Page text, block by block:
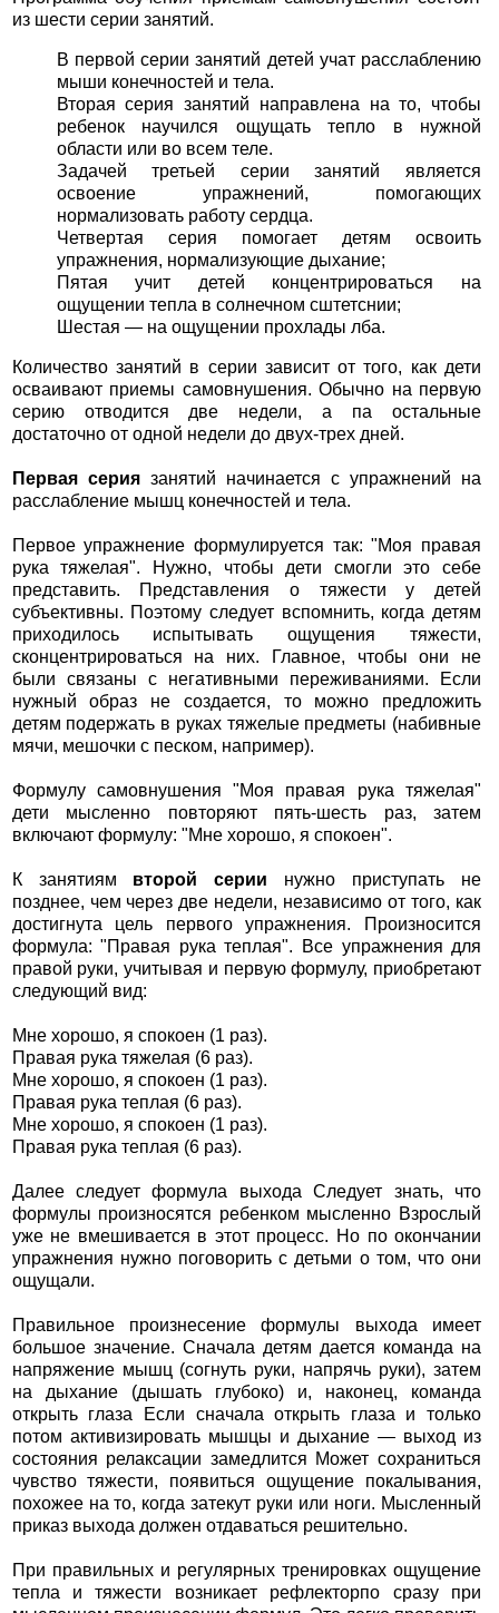
из шести серии занятий.
В первой серии занятий детей учат расслаблению
мыши конечностей и тела.
Вторая серия занятий направлена на то, чтобы
ребенок научился ощущать тепло в нужной
области или во всем теле.
Задачей третьей серии занятий является
освоение упражнений, помогающих
нормализовать работу сердца.
Четвертая серия помогает детям освоить
упражнения, нормализующие дыхание;
Пятая учит детей концентрироваться на
ощущении тепла в солнечном сштетснии;
Шестая — на ощущении прохлады лба.
Количество занятий в серии зависит от того, как дети
осваивают приемы самовнушения. Обычно на первую
серию отводится две недели, а па остальные
достаточно от одной недели до двух-трех дней.
Первая сериязанятий начинается с упражнений на
расслабление мышц конечностей и тела.
Первое упражнение формулируется так: "Моя правая
рука тяжелая". Нужно, чтобы дети смогли это себе
представить. Представления о тяжести у детей
субъективны. Поэтому следует вспомнить, когда детям
приходилось испытывать ощущения тяжести,
сконцентрироваться на них. Главное, чтобы они не
были связаны с негативными переживаниями. Если
нужный образ не создается, то можно предложить
детям подержать в руках тяжелые предметы (набивные
мячи, мешочки с песком, например).
Формулу самовнушения "Моя правая рука тяжелая"
дети мысленно повторяют пять-шесть раз, затем
включают формулу: "Мне хорошо, я спокоен".
К занятиям второй серии нужно приступать не
позднее, чем через две недели, независимо от того, как
достигнута цель первого упражнения. Произносится
формула: "Правая рука теплая". Все упражнения для
правой руки, учитывая и первую формулу, приобретают
следующий вид:
Мне хорошо, я спокоен (1 раз).
Правая рука тяжелая (6 раз).
Мне хорошо, я спокоен (1 раз).
Правая рука теплая (6 раз).
Мне хорошо, я спокоен (1 раз).
Правая рука теплая (6 раз).
Далее следует формула выхода Следует знать, что
формулы произносятся ребенком мысленно Взрослый
уже не вмешивается в этот процесс. Но по окончании
упражнения нужно поговорить с детьми о том, что они
ощущали.
Правильное произнесение формулы выхода имеет
большое значение. Сначала детям дается команда на
напряжение мышц (согнуть руки, напрячь руки), затем
на дыхание (дышать глубоко) и, наконец, команда
открыть глаза Если сначала открыть глаза и только
потом активизировать мышцы и дыхание — выход из
состояния релаксации замедлится Может сохраниться
чувство тяжести, появиться ощущение покалывания,
похожее на то, когда затекут руки или ноги. Мысленный
приказ выхода должен отдаваться решительно.
При правильных и регулярных тренировках ощущение
тепла и тяжести возникает рефлекторпо сразу при